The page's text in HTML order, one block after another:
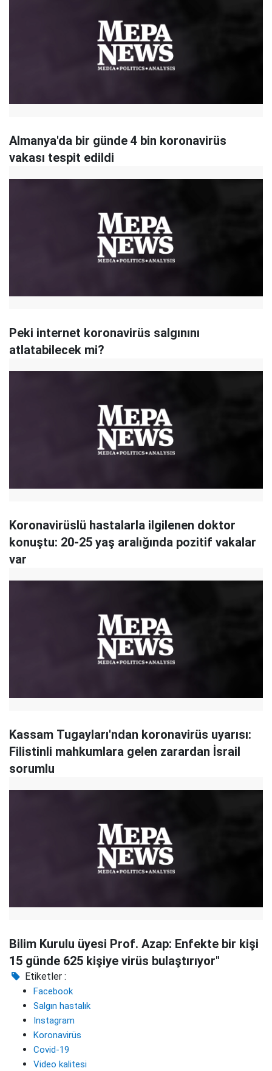
Almanya'da bir günde 4 bin koronavirüs
vakası tespit edildi
Peki internet koronavirüs salgınını
atlatabilecek mi?
Koronavirüslü hastalarla ilgilenen doktor
konuştu: 20-25 yaş aralığında pozitif vakalar
var
Kassam Tugayları'ndan koronavirüs uyarısı:
Filistinli mahkumlara gelen zarardan İsrail
sorumlu
Bilim Kurulu üyesi Prof. Azap: Enfekte bir kişi
15 günde 625 kişiye virüs bulaştırıyor"
Etiketler :
Facebook
Salgın hastalık
Instagram
Koronavirüs
Covid-19
Video kalitesi